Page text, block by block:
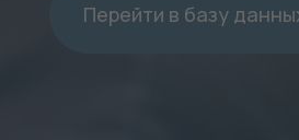
Перейти в базу